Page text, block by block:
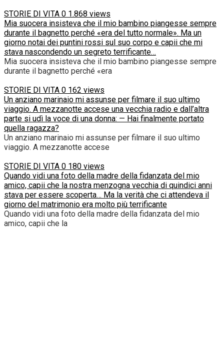
STORIE DI VITA 0 1.868 views
Mia suocera insisteva che il mio bambino piangesse sempre
durante il bagnetto perché «era del tutto normale». Ma un
giorno notai dei puntini rossi sul suo corpo e capii che mi
stava nascondendo un segreto terrificante…
Mia suocera insisteva che il mio bambino piangesse sempre
durante il bagnetto perché «era
STORIE DI VITA 0 162 views
Un anziano marinaio mi assunse per filmare il suo ultimo
viaggio. A mezzanotte accese una vecchia radio e dall’altra
parte si udì la voce di una donna: — Hai finalmente portato
quella ragazza?
Un anziano marinaio mi assunse per filmare il suo ultimo
viaggio. A mezzanotte accese
STORIE DI VITA 0 180 views
Quando vidi una foto della madre della fidanzata del mio
amico, capii che la nostra menzogna vecchia di quindici anni
stava per essere scoperta… Ma la verità che ci attendeva il
giorno del matrimonio era molto più terrificante
Quando vidi una foto della madre della fidanzata del mio
amico, capii che la